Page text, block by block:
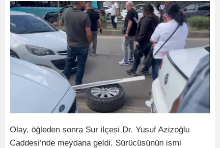
Olay, öğleden sonra Sur ilçesi Dr. Yusuf Azizoğlu
Caddesi’nde meydana geldi. Sürücüsünün ismi